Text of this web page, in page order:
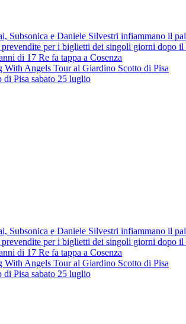
Subsonica e Daniele Silvestri infiammano il
per i biglietti dei singoli giorni dopo il
di 17 Re fa tappa a Cosenza
Angels Tour al Giardino Scotto di Pisa
di Pisa sabato 25 luglio
Subsonica e Daniele Silvestri infiammano il
per i biglietti dei singoli giorni dopo il
di 17 Re fa tappa a Cosenza
Angels Tour al Giardino Scotto di Pisa
di Pisa sabato 25 luglio